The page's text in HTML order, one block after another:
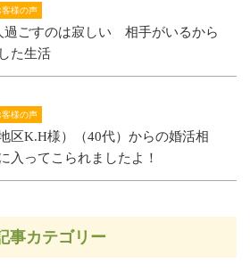
客様の声
過ごすのは寂しい 相手がいるから
た生活
客様の声
区K.H様）（40代）からの婚活相
入ってこられましたよ！
事カテゴリー